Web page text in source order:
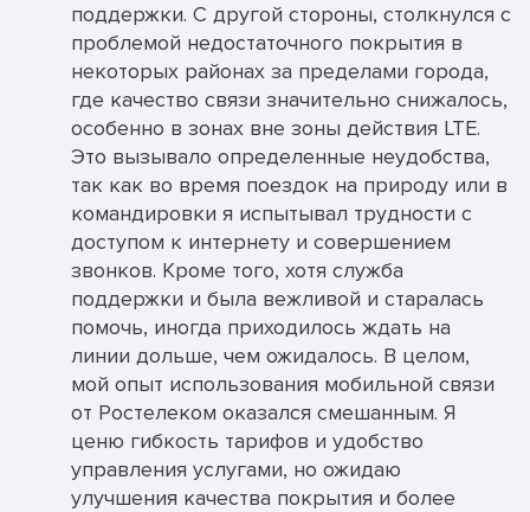
поддержки. С другой стороны, столкнулся с
проблемой недостаточного покрытия в
некоторых районах за пределами города,
где качество связи значительно снижалось,
особенно в зонах вне зоны действия LTE.
Это вызывало определенные неудобства,
так как во время поездок на природу или в
командировки я испытывал трудности с
доступом к интернету и совершением
звонков. Кроме того, хотя служба
поддержки и была вежливой и старалась
помочь, иногда приходилось ждать на
линии дольше, чем ожидалось. В целом,
мой опыт использования мобильной связи
от Ростелеком оказался смешанным. Я
ценю гибкость тарифов и удобство
управления услугами, но ожидаю
улучшения качества покрытия и более